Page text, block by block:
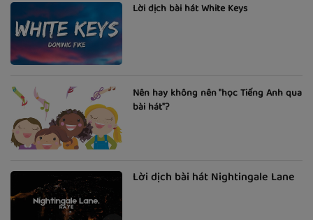
Lời dịch bài hát White Keys
Nên hay không nên "học Tiếng Anh qua
bài hát"?
Lời dịch bài hát Nightingale Lane